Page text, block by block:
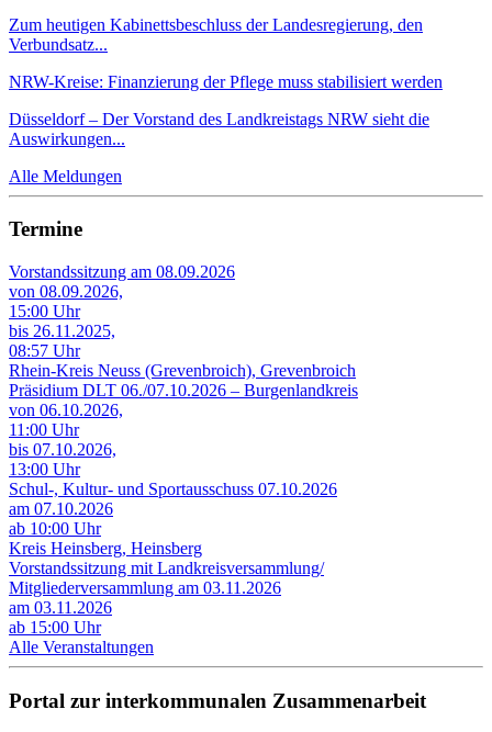
Zum heutigen Kabinettsbeschluss der Landesregierung, den
Verbundsatz...
NRW-Kreise: Finanzierung der Pflege muss stabilisiert werden
Düsseldorf – Der Vorstand des Landkreistags NRW sieht die
Auswirkungen...
Alle Meldungen
Termine
Vorstandssitzung am 08.09.2026
von 08.09.2026,
15:00 Uhr
bis 26.11.2025,
08:57 Uhr
Rhein-Kreis Neuss (Grevenbroich), Grevenbroich
Präsidium DLT 06./07.10.2026 – Burgenlandkreis
von 06.10.2026,
11:00 Uhr
bis 07.10.2026,
13:00 Uhr
Schul-, Kultur- und Sportausschuss 07.10.2026
am 07.10.2026
ab 10:00 Uhr
Kreis Heinsberg, Heinsberg
Vorstandssitzung mit Landkreisversammlung/
Mitgliederversammlung am 03.11.2026
am 03.11.2026
ab 15:00 Uhr
Alle Veranstaltungen
Portal zur interkommunalen Zusammenarbeit